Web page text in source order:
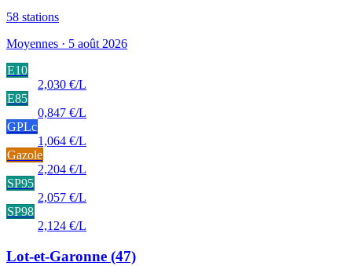
58 stations
Moyennes · 5 août 2026
E10
2,030 €/L
E85
0,847 €/L
GPLc
1,064 €/L
Gazole
2,204 €/L
SP95
2,057 €/L
SP98
2,124 €/L
Lot-et-Garonne (47)